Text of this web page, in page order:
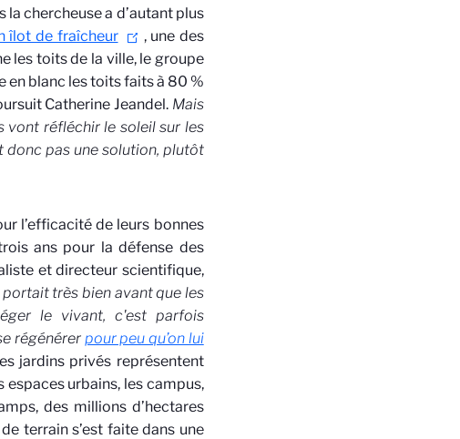
la chercheuse a d’autant plus
îlot de fraîcheur
, une des
les toits de la ville, le groupe
en blanc les toits faits à 80 %
Catherine Jeandel. Mais
vont réfléchir le soleil sur les
donc pas une solution, plutôt
l’efficacité de leurs bonnes
ans pour la défense des
et directeur scientifique,
portait très bien avant que les
le vivant, c'est parfois
régénérer pour peu qu’on lui
jardins privés représentent
espaces urbains, les campus,
des millions d’hectares
terrain s’est faite dans une